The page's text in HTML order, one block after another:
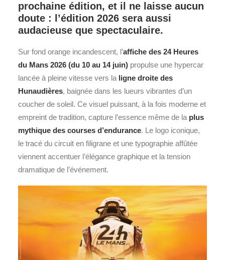
prochaine édition, et il ne laisse aucun
doute : l’édition 2026 sera aussi
audacieuse que spectaculaire.
Sur fond orange incandescent, l’affiche des 24 Heures
du Mans 2026 (du 10 au 14 juin) propulse une hypercar
lancée à pleine vitesse vers la ligne droite des
Hunaudières, baignée dans les lueurs vibrantes d’un
coucher de soleil. Ce visuel puissant, à la fois moderne et
empreint de tradition, capture l’essence même de la plus
mythique des courses d’endurance. Le logo iconique,
le tracé du circuit en filigrane et une typographie affûtée
viennent accentuer l’élégance graphique et la tension
dramatique de l’événement.